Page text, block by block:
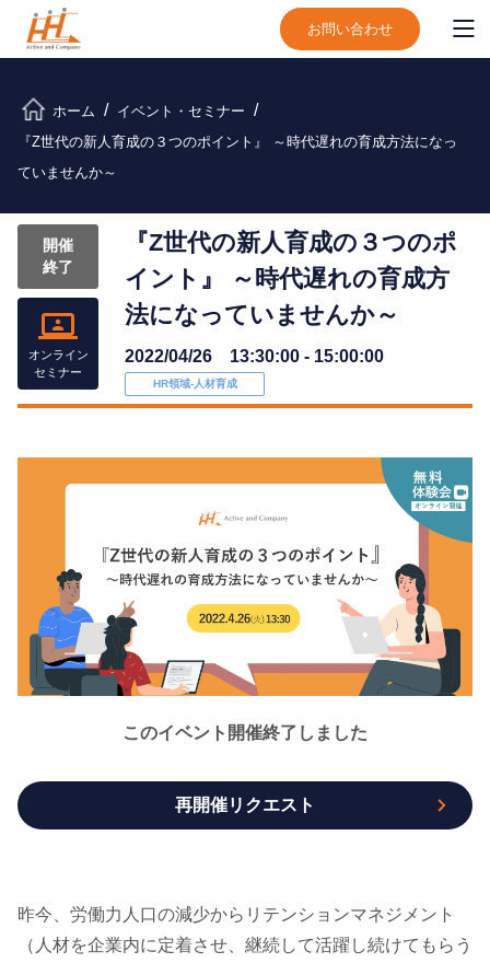
お問い合わせ
ホーム
イベント・セミナー
『Z世代の新人育成の３つのポイント』 ～時代遅れの育成方法になっ
ていませんか～
開催
終了
オンライン
セミナー
『Z世代の新人育成の３つのポ
イント』 ～時代遅れの育成方
法になっていませんか～
2022/04/26 13:30:00 - 15:00:00
HR領域-⼈材育成
昨今、労働力人口の減少からリテンションマネジメント
（人材を企業内に定着させ、継続して活躍し続けてもらう
このイベント開催終了しました
再開催リクエスト